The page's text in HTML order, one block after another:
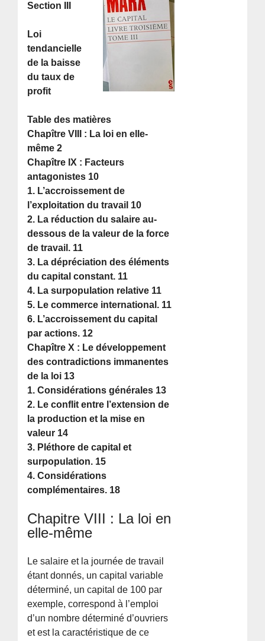
Section III
Loi
tendancielle
de la baisse
du taux de
profit
Table des matières
Chapître VIII : La loi en elle-
même 2
Chapître IX : Facteurs
antagonistes 10
1. L’accroissement de
l’exploitation du travail 10
2. La réduction du salaire au-
dessous de la valeur de la force
de travail. 11
3. La dépréciation des éléments
du capital constant. 11
4. La surpopulation relative 11
5. Le commerce international. 11
6. L’accroissement du capital
par actions. 12
Chapître X : Le développement
des contradictions immanentes
de la loi 13
1. Considérations générales 13
2. Le conflit entre l’extension de
la production et la mise en
valeur 14
3. Pléthore de capital et
surpopulation. 15
4. Considérations
complémentaires. 18
Chapitre VIII : La loi en
elle-même
Le salaire et la journée de travail
étant donnés, un capital variable
déterminé, un capital de 100 par
exemple, correspond à l’emploi
d’un nombre déterminé d’ouvriers
et est la caractéristique de ce